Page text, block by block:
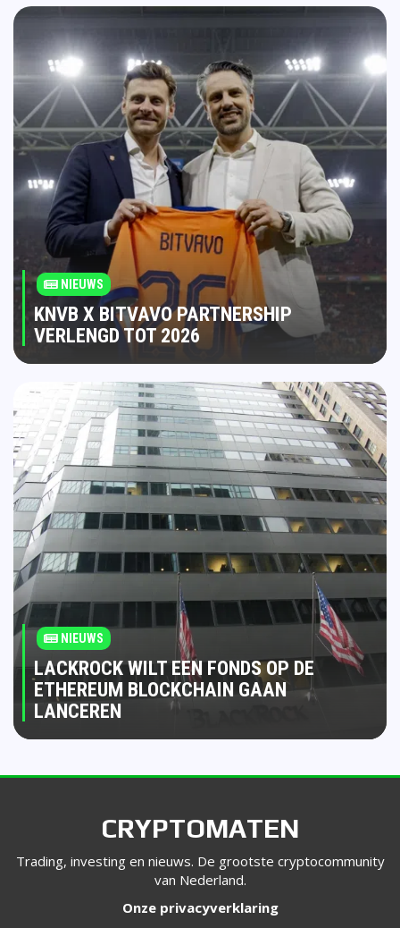
NIEUWS
KNVB X BITVAVO PARTNERSHIP
VERLENGD TOT 2026
NIEUWS
LACKROCK WILT EEN FONDS OP DE
ETHEREUM BLOCKCHAIN GAAN
LANCEREN
CRYPTOMATEN
Trading, investing en nieuws. De grootste cryptocommunity
van Nederland.
Onze privacyverklaring